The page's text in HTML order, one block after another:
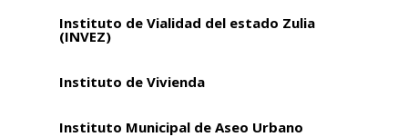
Instituto de Vialidad del estado Zulia
(INVEZ)
Instituto de Vivienda
Instituto Municipal de Aseo Urbano